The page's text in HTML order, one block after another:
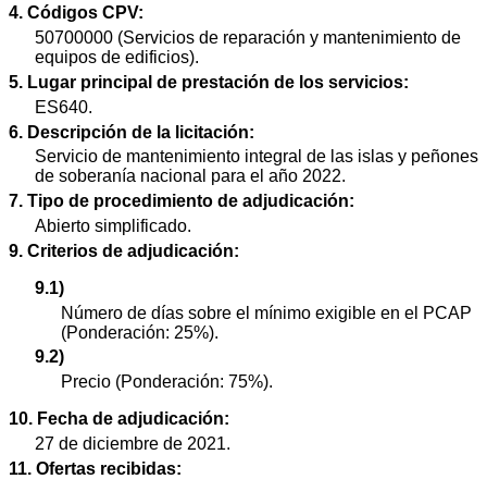
4. Códigos CPV:
50700000 (Servicios de reparación y mantenimiento de
equipos de edificios).
5. Lugar principal de prestación de los servicios:
ES640.
6. Descripción de la licitación:
Servicio de mantenimiento integral de las islas y peñones
de soberanía nacional para el año 2022.
7. Tipo de procedimiento de adjudicación:
Abierto simplificado.
9. Criterios de adjudicación:
9.1)
Número de días sobre el mínimo exigible en el PCAP
(Ponderación: 25%).
9.2)
Precio (Ponderación: 75%).
10. Fecha de adjudicación:
27 de diciembre de 2021.
11. Ofertas recibidas: